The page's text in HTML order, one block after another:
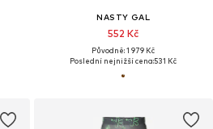
NASTY GAL
552 Kč
Původně: 1 979 Kč
Poslední nejnižší cena:531 Kč